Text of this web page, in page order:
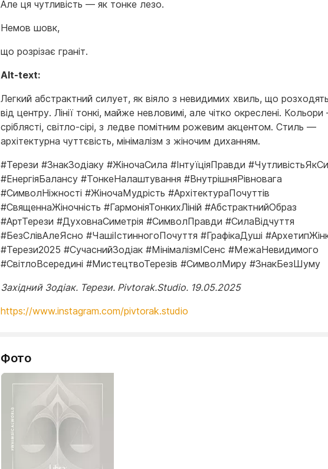
Але ця чутливість — як тонке лезо.
Немов шовк,
що розрізає граніт.
Alt-text:
Легкий абстрактний силует, як віяло з невидимих хвиль, що
від центру. Лінії тонкі, майже невловимі, але чітко окреслені.
сріблясті, світло-сірі, з ледве помітним рожевим акцентом. Стиль —
архітектурна чуттєвість, мінімалізм з жіночим диханням.
#Терези #ЗнакЗодіаку #ЖіночаСила #ІнтуїціяПравди
#ЕнергіяБалансу #ТонкеНалаштування #ВнутрішняРівновага
#СимволНіжності #ЖіночаМудрість #АрхітектураПочуттів
#СвященнаЖіночність #ГармоніяТонкихЛіній #АбстрактнийОбраз
#АртТерези #ДуховнаСиметрія #СимволПравди #СилаВідчуття
#БезСлівАлеЯсно #ЧашіІстинногоПочуття #ГрафікаДуші
#Терези2025 #СучаснийЗодіак #МінімалізмІСенс #МежаНевидимого
#СвітлоВсередині #МистецтвоТерезів #СимволМиру #ЗнакБезШуму
Західний Зодіак. Терези. Pivtorak.Studio. 19.05.2025
https://www.instagram.com/pivtorak.studio
Фото